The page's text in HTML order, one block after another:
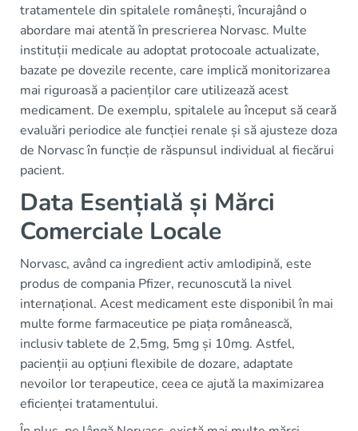
tratamentele din spitalele românești, încurajând o
abordare mai atentă în prescrierea Norvasc. Multe
instituții medicale au adoptat protocoale actualizate,
bazate pe dovezile recente, care implică monitorizarea
mai riguroasă a pacienților care utilizează acest
medicament. De exemplu, spitalele au început să ceară
evaluări periodice ale funcției renale și să ajusteze doza
de Norvasc în funcție de răspunsul individual al fiecărui
pacient.
Data Esențială și Mărci
Comerciale Locale
Norvasc, având ca ingredient activ amlodipină, este
produs de compania Pfizer, recunoscută la nivel
internațional. Acest medicament este disponibil în mai
multe forme farmaceutice pe piața românească,
inclusiv tablete de 2,5mg, 5mg și 10mg. Astfel,
pacienții au opțiuni flexibile de dozare, adaptate
nevoilor lor terapeutice, ceea ce ajută la maximizarea
eficienței tratamentului.